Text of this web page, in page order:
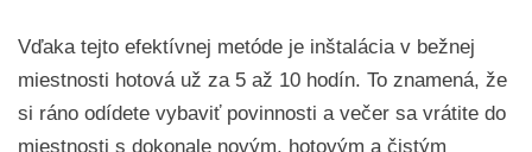
Vďaka tejto efektívnej metóde je inštalácia v bežnej
miestnosti hotová už za 5 až 10 hodín. To znamená, že
si ráno odídete vybaviť povinnosti a večer sa vrátite do
miestnosti s dokonale novým, hotovým a čistým